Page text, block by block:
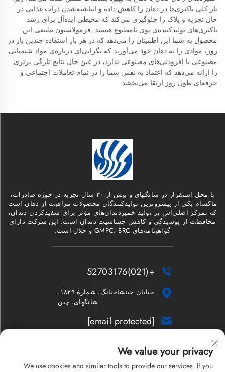
بار کلی باکتری‌ها در دهان را کاهش داده و انباشته‌شدن ذرات غذایی در
حال تجزیه و پلاک را جلوگیری می‌کند که محیطی ایده‌آل برای رشد
باکتری‌های تولیدکننده‌ی بوی نامطبوع هستند. فرمولاسیون طبیعی این
محصول به شما این اطمینان را می‌دهد که در هر بار استفاده چندین بار در
روز، موادی را به دهان خود می‌آورید که نگرانی‌ای درباره‌ی مواد شیمیایی
مصنوعی یا افزودنی‌های مصنوعی ندارد، در عین حال نتایج تازگی برتری
را ارائه می‌دهد که اعتماد به نفس شما را در تمام تعاملات اجتماعی و
حرفه‌ای طول روز ارتقا می‌بخشد.
با محل استقرار در شانگهای و بیش از ۳۰ سال تجربه در حوزه صادرات،
ماکسام یکی از پیشروترین تولیدکنندگان محصولات مراقبت از دهان است
که تمرکز اصلی‌اش بر تولید خمیردندان‌های مؤثر برای سفیدکردن دندان،
محافظت از پوسیدگی و کاهش حساسیت دندان است. این شرکت دارای
گواهینامه‌های GMPC، BRC و حلال است.

+(021)52703176

خیابان جینشاجیانگ، شمارهٔ ۱۸۲۹،
شانگهای، چین

[email protected]
خبرنامه
We value your privacy
We use cookies and similar tools to provide our services. If you